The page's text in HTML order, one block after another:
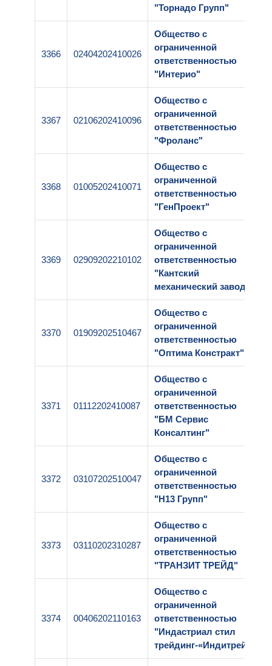
"Торнадо Групп"
3366 02404202410026
Общество с
ограниченной
ответственностью
"Интерио"
3367 02106202410096
Общество с
ограниченной
ответственностью
"Фроланс"
3368 01005202410071
Общество с
ограниченной
ответственностью
"ГенПроект"
3369 02909202210102
Общество с
ограниченной
ответственностью
"Кантский
механический завод"
3370 01909202510467
Общество с
ограниченной
ответственностью
"Оптима Констракт"
3371 01112202410087
Общество с
ограниченной
ответственностью
"БМ Сервис
Консалтинг"
3372 03107202510047
Общество с
ограниченной
ответственностью
"Н13 Групп"
3373 03110202310287
Общество с
ограниченной
ответственностью
"ТРАНЗИТ ТРЕЙД"
3374 00406202110163
Общество с
ограниченной
ответственностью
"Индастриал стил
трейдинг-«Индитрейд"